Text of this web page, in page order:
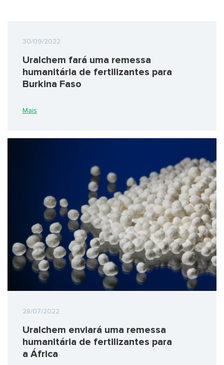
30/09/2022
Uralchem fará uma remessa
humanitária de fertilizantes para
Burkina Faso
Mais
28/07/2022
Uralchem enviará uma remessa
humanitária de fertilizantes para
a África